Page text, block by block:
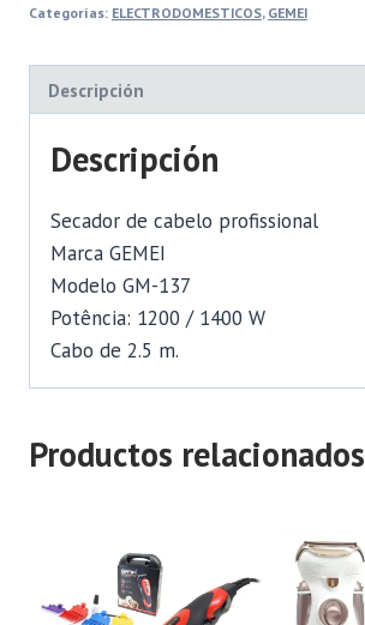
Categorías: ELECTRODOMESTICOS, GEMEI
Descripción
Descripción
Secador de cabelo profissional
Marca GEMEI
Modelo GM-137
Potência: 1200 / 1400 W
Cabo de 2.5 m.
Productos relacionados